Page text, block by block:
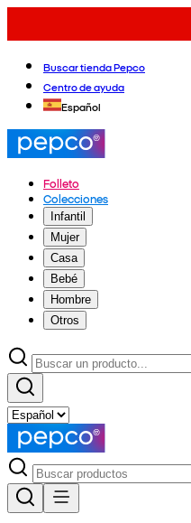
Buscar tienda Pepco
Centro de ayuda
Español
Folleto
Colecciones
Infantil
Mujer
Casa
Bebé
Hombre
Otros